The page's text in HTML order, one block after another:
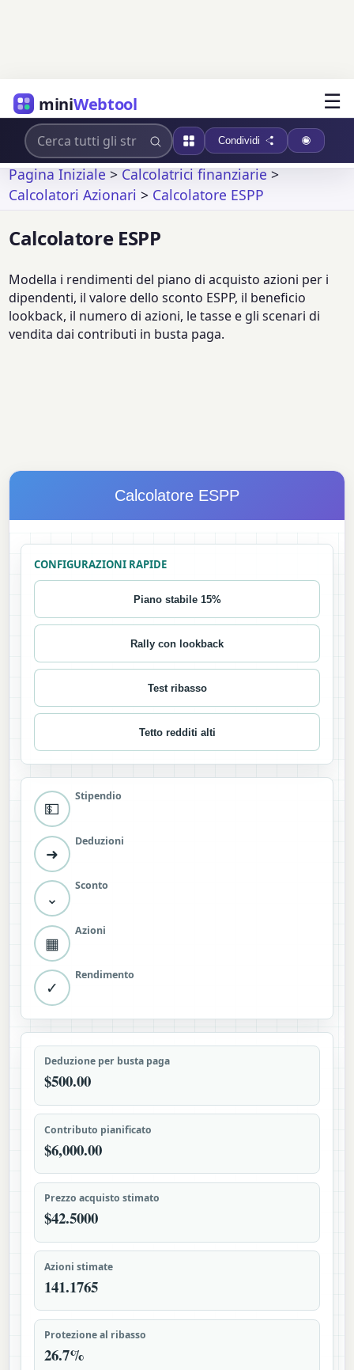
miniWebtool ☰
Condividi
Pagina Iniziale>Calcolatrici finanziarie>
Calcolatori Azionari > Calcolatore ESPP
Calcolatore ESPP
Modella i rendimenti del piano di acquisto azioni per i
dipendenti, il valore dello sconto ESPP, il beneficio
lookback, il numero di azioni, le tasse e gli scenari di
vendita dai contributi in busta paga.
Calcolatore ESPP
CONFIGURAZIONI RAPIDE
Piano stabile 15%
Rally con lookback
Test ribasso
Tetto redditi alti
💵
Stipendio
➜
Deduzioni
⌄
Sconto
▦
Azioni
✓
Rendimento
Deduzione per busta paga
$500.00
Contributo pianificato
$6,000.00
Prezzo acquisto stimato
$42.5000
Azioni stimate
141.1765
Protezione al ribasso
26.7%